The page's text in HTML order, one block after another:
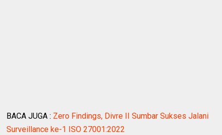
BACA JUGA : Zero Findings, Divre II Sumbar Sukses Jalani
Surveillance ke-1 ISO 27001:2022